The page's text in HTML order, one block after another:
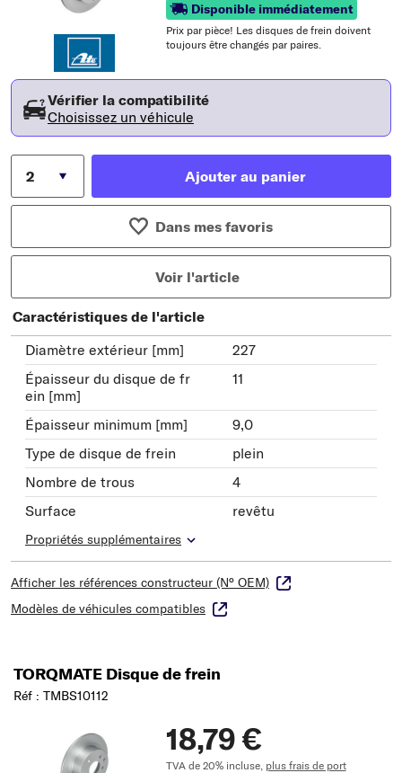
Disponible immédiatement
Prix ​​par pièce! Les disques de frein doivent
toujours être changés par paires.
Vérifier la compatibilité
Choisissez un véhicule
Ajouter au panier
Dans mes favoris
Voir l'article
Caractéristiques de l'article
Diamètre extérieur [mm]
227
Épaisseur du disque de fr
ein [mm]
11
Épaisseur minimum [mm]
9,0
Type de disque de frein
plein
Nombre de trous
4
Surface
revêtu
Propriétés supplémentaires
Afficher les références constructeur (N° OEM)
Modèles de véhicules compatibles
TORQMATE Disque de frein
Réf : TMBS10112
18,79 €
TVA de 20% incluse, plus frais de port